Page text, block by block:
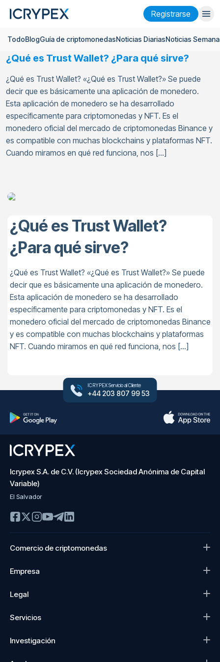
Registrarse
Iniciar sesión Registrarse
Finanzas
Empresa
Investigación
Ayuda
Futurosx50
TodoBlogGuía de criptomonedasNoticias DiariasNoticias
¿Qué es Trust Wallet? ¿Para qué sirve?
¿Qué es Trust Wallet? «¿Qué es Trust Wallet?» Se puede
decir que es básicamente una aplicación de monedero.
Esta aplicación de monedero se ha desarrollado
específicamente para criptomonedas y NFT. Es el
monedero oficial del mercado de criptomonedas Binance y
es compatible con muchas blockchains y plataformas NFT.
Cuando miramos en qué red funciona, nos […]
¿Qué es Trust Wallet?
¿Para qué sirve?
¿Qué es Trust Wallet? «¿Qué es Trust Wallet?» Se puede
decir que es básicamente una aplicación de monedero.
Esta aplicación de monedero se ha desarrollado
específicamente para criptomonedas y NFT. Es el
monedero oficial del mercado de criptomonedas Binance
y es compatible con muchas blockchains y plataformas
NFT. Cuando miramos en qué red funciona, nos […]
ICRYPEX Servicio al Cliente
+44 203 807 99 53
Icrypex S.A. de C.V. (Icrypex Sociedad Anónima de Capital
Variable)
El Salvador
Comercio de criptomonedas
Empresa
Legal
Servicios
Investigación